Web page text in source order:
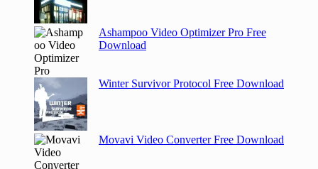
Ashampoo Video Optimizer Pro Free
Download
Winter Survivor Protocol Free Download
Movavi Video Converter Free Download